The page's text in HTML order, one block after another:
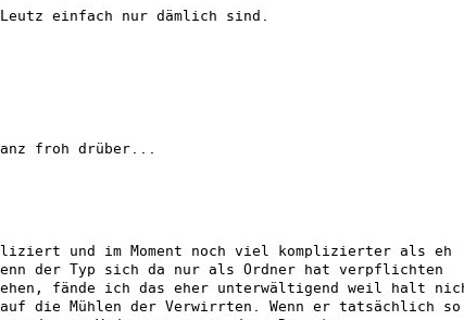
einfach nur dämlich sind.
froh drüber...
und im Moment noch viel komplizierter als eh
der Typ sich da nur als Ordner hat verpflichten
fände ich das eher unterwältigend weil halt
die Mühlen der Verwirrten. Wenn er tatsächlich so